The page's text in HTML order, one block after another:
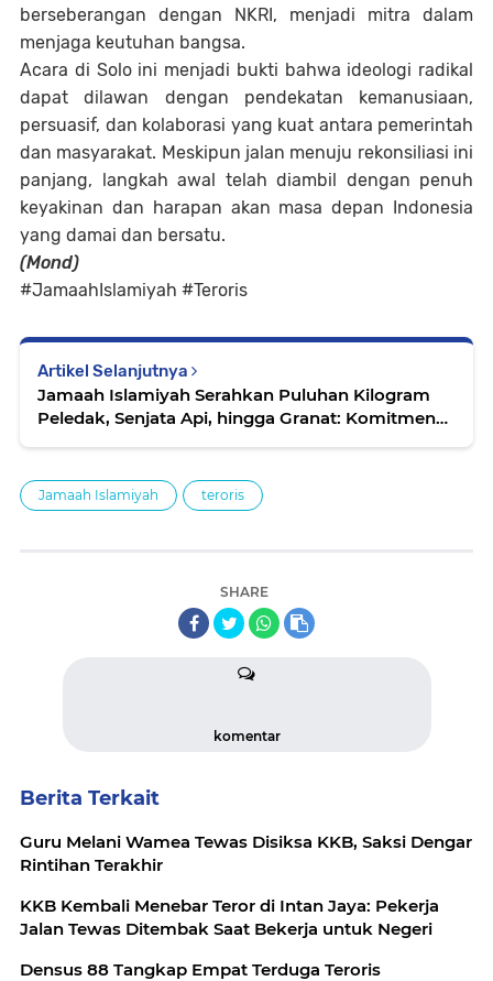
berseberangan dengan NKRI, menjadi mitra dalam
menjaga keutuhan bangsa.
Acara di Solo ini menjadi bukti bahwa ideologi radikal
dapat dilawan dengan pendekatan kemanusiaan,
persuasif, dan kolaborasi yang kuat antara pemerintah
dan masyarakat. Meskipun jalan menuju rekonsiliasi ini
panjang, langkah awal telah diambil dengan penuh
keyakinan dan harapan akan masa depan Indonesia
yang damai dan bersatu.
(Mond)
#JamaahIslamiyah #Teroris
Artikel Selanjutnya
Jamaah Islamiyah Serahkan Puluhan Kilogram
Peledak, Senjata Api, hingga Granat: Komitmen
Jamaah Islamiyah teroris
SHARE
komentar
Berita Terkait
Guru Melani Wamea Tewas Disiksa KKB, Saksi Dengar
Rintihan Terakhir
KKB Kembali Menebar Teror di Intan Jaya: Pekerja
Jalan Tewas Ditembak Saat Bekerja untuk Negeri
Densus 88 Tangkap Empat Terduga Teroris